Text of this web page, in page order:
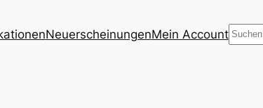
NeuerscheinungenMein AccountSuche